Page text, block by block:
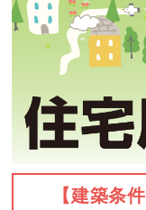
【建築条